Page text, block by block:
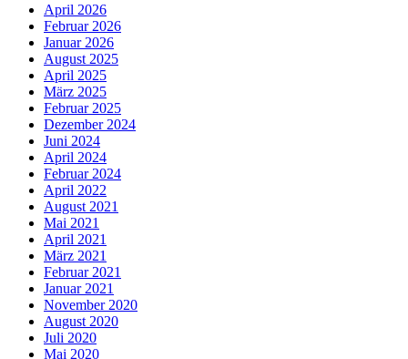
April 2026
Februar 2026
Januar 2026
August 2025
April 2025
März 2025
Februar 2025
Dezember 2024
Juni 2024
April 2024
Februar 2024
April 2022
August 2021
Mai 2021
April 2021
März 2021
Februar 2021
Januar 2021
November 2020
August 2020
Juli 2020
Mai 2020